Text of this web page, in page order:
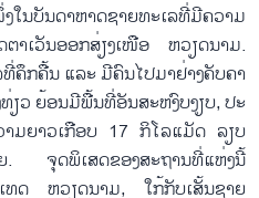
ນ​ບັນ​ດາ​ຫາດ​ຊາຍ​ທະ​ເລ​ທີ່​ມີ​ຄວາມ​
ຕາ​ເວັນ​ອອກ​ສ່ຽງ​ເໜືອ ຫວຽດ​ນາມ.
ຄຶກ​ຄື້ນ ແລະ ມີ​ຄົນ​ໄປມາ​ຢ່າງ​ຄັບ​ຄາ​
ວ ຍ້ອນມີ​ພື້ນ​ທີ່​ອັນ​ສະ​ຫງົບ​ງຽບ, ປະ​
ມ​ຍາວ​ເກືອບ 17 ກິ​ໂລ​ແມັດ ລຽບ​
ຍ. ຈຸ​ດ​ພິ​ເສດ​ຂອງ​ສະ​ຖານ​ທີ່​ແຫ່ງ​ນີ້
ທດ ຫວຽດ​ນາມ, ໃກ້​ກັບ​ເສັ້ນ​ຊາຍ​